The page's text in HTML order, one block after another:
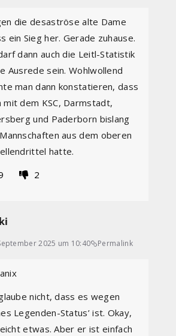
die desaströse alte Dame
ein Sieg her. Gerade zuhause.
dann auch die Leitl-Statistik
Ausrede sein. Wohlwollend
man dann konstatieren, dass
mit dem KSC, Darmstadt,
und Paderborn bislang
aus dem oberen
hatte.
2
2025 um 10:40 Permalink
nicht, dass es wegen
Legenden-Status’ ist. Okay,
etwas. Aber er ist einfach